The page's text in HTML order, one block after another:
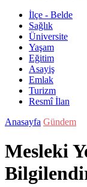
İlçe - Belde
Sağlık
Üniversite
Yaşam
Eğitim
Asayiş
Emlak
Turizm
Resmî İlan
Anasayfa Gündem
Mesleki